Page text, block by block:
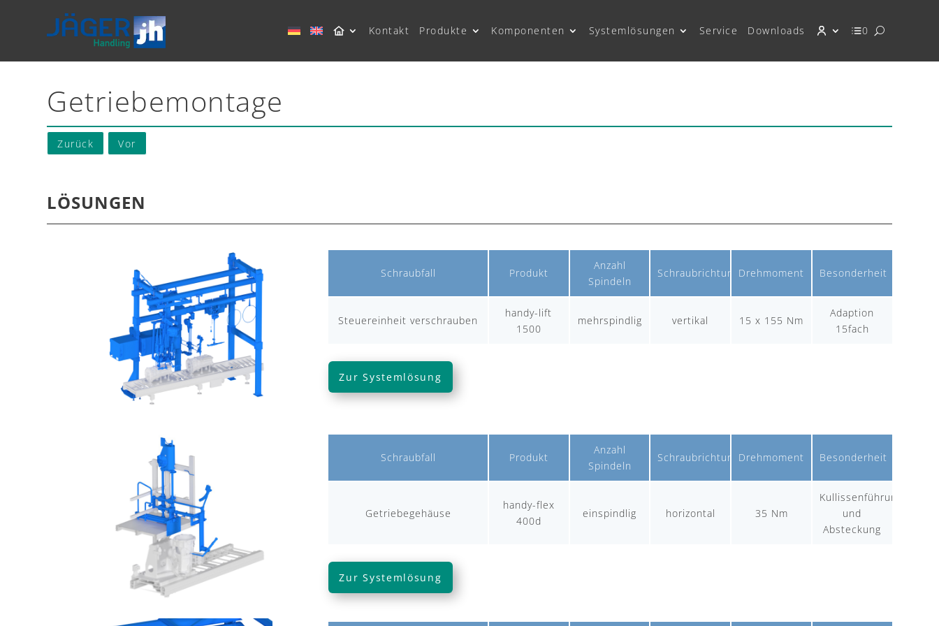
Kontakt Produkte Komponenten Systemlösungen Service Downloads 0
Getriebemontage
Zurück Vor
LÖSUNGEN
Schraubfall Produkt
Anzahl
Spindeln
SchraubrichtungDrehmoment Besonderheit
Steuereinheit verschrauben
handy-lift
1500
mehrspindlig vertikal 15 x 155 Nm
Adaption
15fach
Zur Systemlösung
Schraubfall Produkt
Anzahl
Spindeln
SchraubrichtungDrehmoment Besonderheit
Getriebegehäuse
handy-flex
400d
einspindlig horizontal 35 Nm
Kullissenführung
und
Absteckung
Zur Systemlösung